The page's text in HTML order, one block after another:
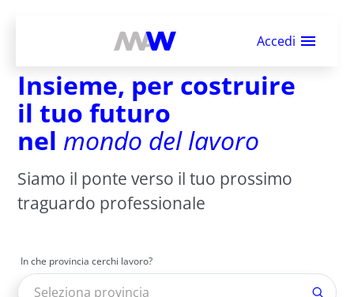
Accedi
Insieme, per costruire
il tuo futuro
nel mondo del lavoro
Siamo il ponte verso il tuo prossimo
traguardo professionale
In che provincia cerchi lavoro?